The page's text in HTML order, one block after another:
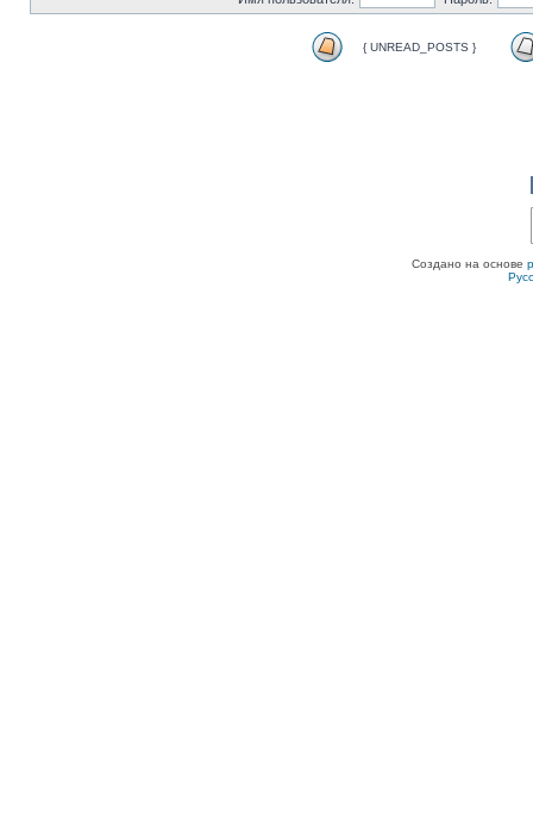
{ UNREAD_POSTS }
Создано на основе